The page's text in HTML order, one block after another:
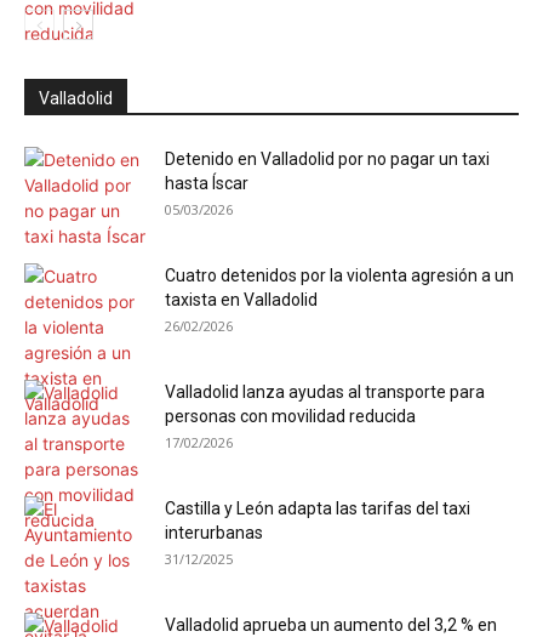
Valladolid
Detenido en Valladolid por no pagar un taxi
hasta Íscar
05/03/2026
Cuatro detenidos por la violenta agresión a un
taxista en Valladolid
26/02/2026
Valladolid lanza ayudas al transporte para
personas con movilidad reducida
17/02/2026
Castilla y León adapta las tarifas del taxi
interurbanas
31/12/2025
Valladolid aprueba un aumento del 3,2 % en